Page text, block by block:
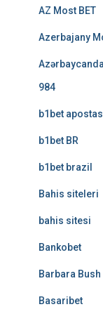
AZ Most BET
Azerbajany
984
b1bet apostas
b1bet BR
b1bet brazil
Bahis siteleri
bahis sitesi
Bankobet
Barbara Bush
Basaribet